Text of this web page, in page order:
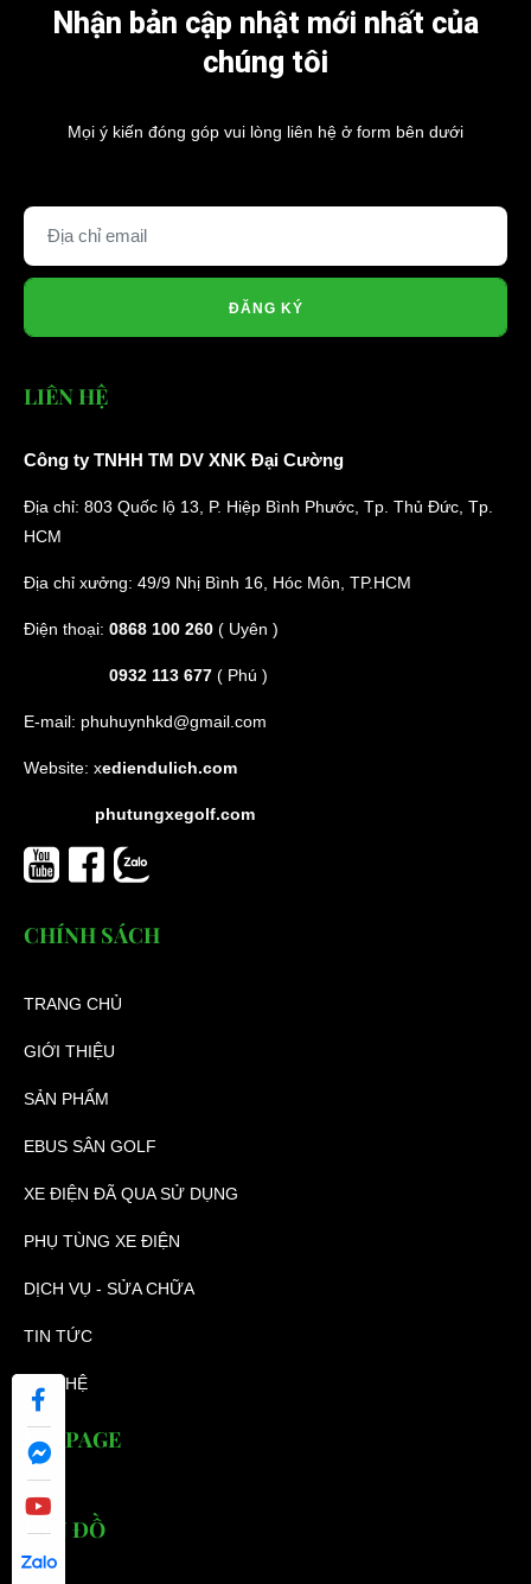
Nhận bản cập nhật mới nhất của
chúng tôi
Mọi ý kiến đóng góp vui lòng liên hệ ở form bên dưới
ĐĂNG KÝ
LIÊN HỆ
Công ty TNHH TM DV XNK Đại Cường
Địa chỉ: 803 Quốc lộ 13, P. Hiệp Bình Phước, Tp. Thủ Đức, Tp.
HCM
Địa chỉ xưởng: 49/9 Nhị Bình 16, Hóc Môn, TP.HCM
Điện thoại: 0868 100 260 ( Uyên )
0932 113 677 ( Phú )
E-mail: phuhuynhkd@gmail.com
Website: xediendulich.com
phutungxegolf.com
CHÍNH SÁCH
TRANG CHỦ
GIỚI THIỆU
SẢN PHẨM
EBUS SÂN GOLF
XE ĐIỆN ĐÃ QUA SỬ DỤNG
PHỤ TÙNG XE ĐIỆN
DỊCH VỤ - SỬA CHỮA
TIN TỨC
LIÊN HỆ
FANPAGE
BẢN ĐỒ